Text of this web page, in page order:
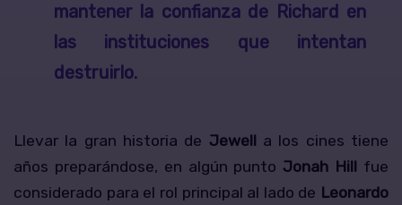
mantener la confianza de Richard en
las instituciones que intentan
destruirlo.
Llevar la gran historia de Jewell a los cines tiene
años preparándose, en algún punto Jonah Hill
fue
considerado para el rol principal al lado de Leonardo